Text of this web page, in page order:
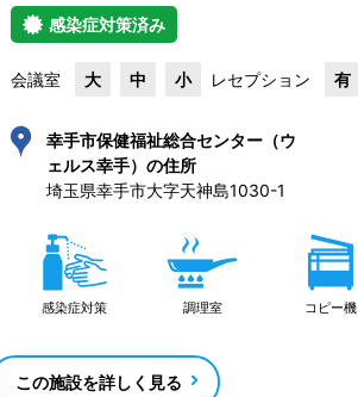
感染症対策済み
会議室 大 中 小 レセプション 有
幸手市保健福祉総合センター（ウ
ェルス幸手）の住所
埼玉県幸手市大字天神島1030-1
感染症対策 調理室 コピー機
この施設を詳しく見る